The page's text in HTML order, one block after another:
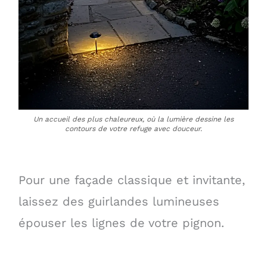
Un accueil des plus chaleureux, où la lumière dessine les
contours de votre refuge avec douceur.
Pour une façade classique et invitante,
laissez des guirlandes lumineuses
épouser les lignes de votre pignon.